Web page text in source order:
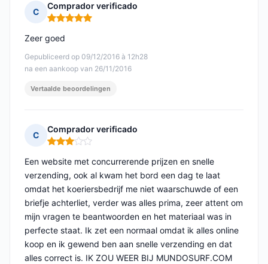
C
Comprador verificado
Opmerking: 5 van 5
Gepubliceerd op 09/12/2016 à 12h28
na een aankoop van 26/11/2016
Zeer goed
Vertaalde beoordelingen
C
Comprador verificado
Opmerking: 3 van 5
Een website met concurrerende prijzen en snelle
verzending, ook al kwam het bord een dag te laat
omdat het koeriersbedrijf me niet waarschuwde of een
briefje achterliet, verder was alles prima, zeer attent om
mijn vragen te beantwoorden en het materiaal was in
perfecte staat. Ik zet een normaal omdat ik alles online
koop en ik gewend ben aan snelle verzending en dat
alles correct is. IK ZOU WEER BIJ MUNDOSURF.COM